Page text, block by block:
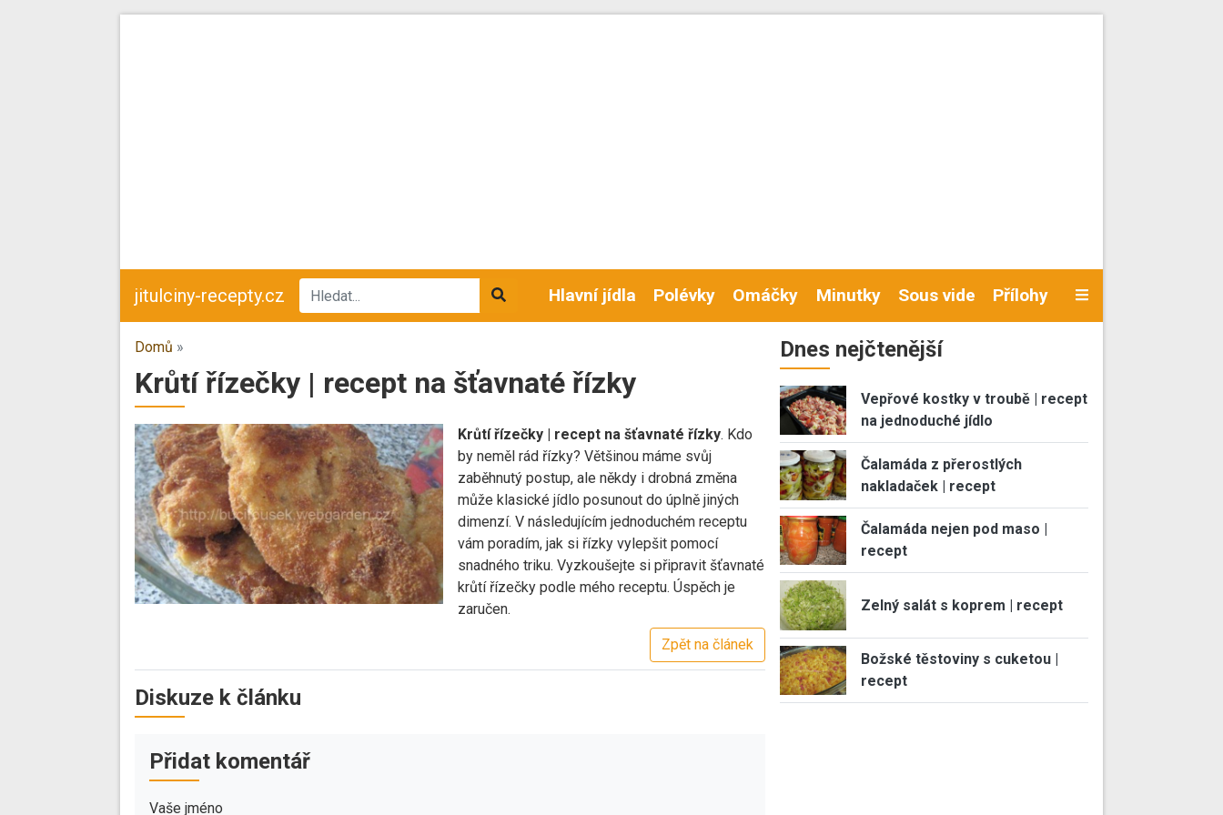
jitulciny-recepty.cz Hlavní jídla Polévky Omáčky Minutky Sous vide Přílohy
Domů »
Krůtí řízečky | recept na šťavnaté řízky
Krůtí řízečky | recept na šťavnaté řízky. Kdo
by neměl rád řízky? Většinou máme svůj
zaběhnutý postup, ale někdy i drobná změna
může klasické jídlo posunout do úplně jiných
dimenzí. V následujícím jednoduchém receptu
vám poradím, jak si řízky vylepšit pomocí
snadného triku. Vyzkoušejte si připravit šťavnaté
krůtí řízečky podle mého receptu. Úspěch je
zaručen.
Zpět na článek
Diskuze k článku
Přidat komentář
Vaše jméno
Dnes nejčtenější
Vepřové kostky v troubě | recept
na jednoduché jídlo
Čalamáda z přerostlých
nakladaček | recept
Čalamáda nejen pod maso |
recept
Zelný salát s koprem | recept
Božské těstoviny s cuketou |
recept